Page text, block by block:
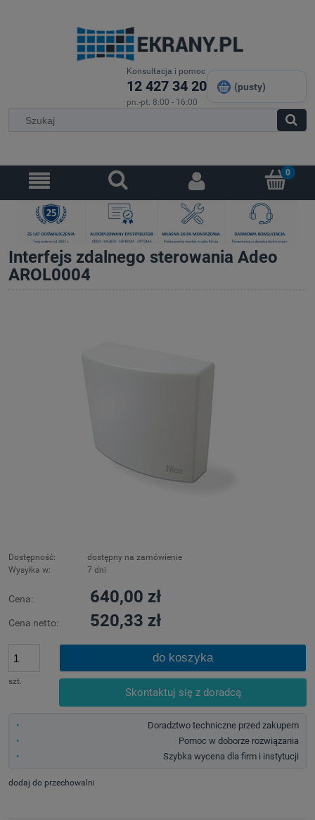
Konsultacja i pomoc
12 427 34 20
pn.-pt. 8:00 - 16:00
(pusty)
Interfejs zdalnego sterowania Adeo
AROL0004
Dostępność:
dostępny na zamówienie
Wysyłka w:
7 dni
Cena: 640,00 zł
Cena netto: 520,33 zł
szt.
do koszyka
Skontaktuj się z doradcą
Doradztwo techniczne przed zakupem
Pomoc w doborze rozwiązania
Szybka wycena dla firm i instytucji
dodaj do przechowalni